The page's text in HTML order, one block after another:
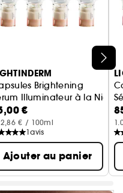
la Niacinamide & Réglisse
Brightening
Illuminateur à la
€
€ / 100ml
1avis
Ajouter au panier